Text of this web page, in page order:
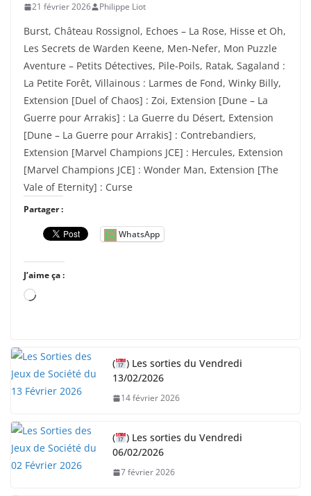
21 février 2026 Philippe Liot
Burst, Château Rossignol, Echoes – La Rose, Hisse et Oh,
Les Secrets de Warden Keene, Men-Nefer, Mon Puzzle
Aventure – Petits Détectives, Pile-Poils, Ratak, Sagaland :
La Petite Forêt, Villainous : Larmes de Fond, Winky Billy,
Extension [Duel of Chaos] : Zoi, Extension [Dune – La
Guerre pour Arrakis] : La Guerre du Désert, Extension
[Dune – La Guerre pour Arrakis] : Contrebandiers,
Extension [Marvel Champions JCE] : Hercules, Extension
[Marvel Champions JCE] : Wonder Man, Extension [The
Vale of Eternity] : Curse
Partager :
WhatsApp
J’aime ça :
C
n
t
…
(
) Les sorties du Vendredi
13/02/2026
14 février 2026
(
) Les sorties du Vendredi
06/02/2026
7 février 2026